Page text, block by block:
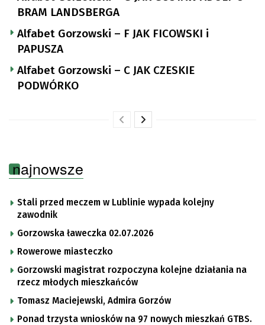
BRAM LANDSBERGA
Alfabet Gorzowski – F JAK FICOWSKI i
PAPUSZA
Alfabet Gorzowski – C JAK CZESKIE
PODWÓRKO
najnowsze
Stali przed meczem w Lublinie wypada kolejny
zawodnik
Gorzowska ławeczka 02.07.2026
Rowerowe miasteczko
Gorzowski magistrat rozpoczyna kolejne działania na
rzecz młodych mieszkańców
Tomasz Maciejewski, Admira Gorzów
Ponad trzysta wniosków na 97 nowych mieszkań GTBS.